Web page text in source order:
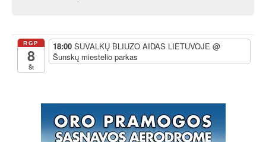
RGP
8
Št
18:00 SUVALKŲ BLIUZO AIDAS LIETUVOJE @
Šunskų miestelio parkas